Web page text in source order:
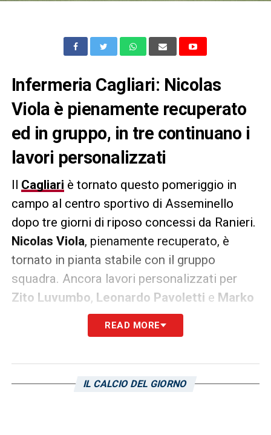
Infermeria Cagliari: Nicolas
Viola è pienamente recuperato
ed in gruppo, in tre continuano i
lavori personalizzati
Il Cagliari è tornato questo pomeriggio in
campo al centro sportivo di Asseminello
dopo tre giorni di riposo concessi da Ranieri.
Nicolas Viola, pienamente recuperato, è
tornato in pianta stabile con il gruppo
squadra. Ancora lavori personalizzati per
Zito Luvumbo, Leonardo Pavoletti e Marko
READ MORE
IL CALCIO DEL GIORNO